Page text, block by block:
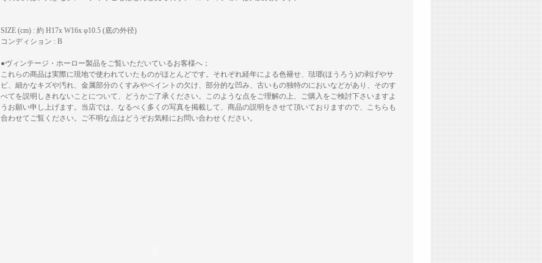
SIZE (cm) : 約 H17x W16x φ10.5 (底の外径)
コンディション : B
●ヴィンテージ・ホーロー製品をご覧いただいているお客様へ；
これらの商品は実際に現地で使われていたものがほとんどです。それぞれ経年による色褪せ、琺瑯(ほうろう)の剥げやサ
ビ、細かなキズや汚れ、金属部分のくすみやペイントの欠け、部分的な凹み、古いもの独特のにおいなどがあり、そのす
べてを説明しきれないことについて、どうかご了承ください。このような点をご理解の上、ご購入をご検討下さいますよ
うお願い申し上げます。当店では、なるべく多くの写真を掲載して、商品の説明をさせて頂いておりますので、こちらも
合わせてご覧ください。ご不明な点はどうぞお気軽にお問い合わせください。